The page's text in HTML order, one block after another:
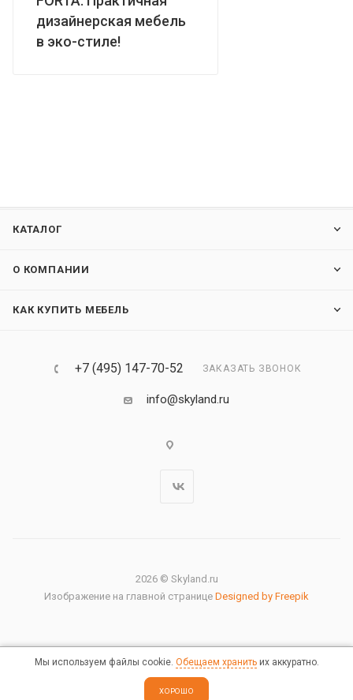
дизайнерская мебель
в эко-стиле!
КАТАЛОГ
О КОМПАНИИ
КАК КУПИТЬ МЕБЕЛЬ
+7 (495) 147-70-52 ЗАКАЗАТЬ ЗВОНОК
info@skyland.ru
2026 © Skyland.ru
Изображение на главной странице Designed by Freepik
Правовая информация
Мы используем файлы cookie. Обещаем хранитьих аккуратно.
ХОРОШО